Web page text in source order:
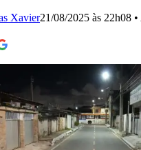
Xavier21/08/2025 às 22h08 •